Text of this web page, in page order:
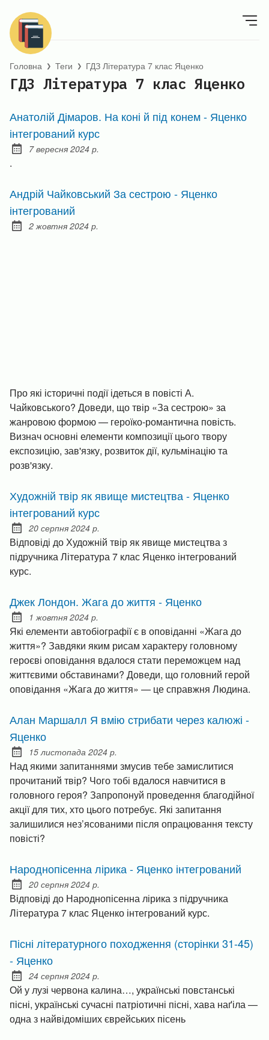
Головна ❯ Теги ❯ ГДЗ Література 7 клас Яценко
ГДЗ Література 7 клас Яценко
Анатолій Дімаров. На коні й під конем - Яценко
інтегрований курс
Posted on:
7 вересня 2024 р.
.
Андрій Чайковський За сестрою - Яценко
інтегрований
Posted on:
2 жовтня 2024 р.
Про які історичні події ідеться в повісті А.
Чайковського? Доведи, що твір «За сестрою» за
жанровою формою — героїко-романтична повість.
Визнач основні елементи композиції цього твору
експозицію, зав'язку, розвиток дії, кульмінацію та
розв'язку.
Художній твір як явище мистецтва - Яценко
інтегрований курс
Posted on:
20 серпня 2024 р.
Відповіді до Художній твір як явище мистецтва з
підручника Література 7 клас Яценко інтегрований
курс.
Джек Лондон. Жага до життя - Яценко
Posted on:
1 жовтня 2024 р.
Які елементи автобіографії є в оповіданні «Жага до
життя»? Завдяки яким рисам характеру головному
героєві оповідання вдалося стати переможцем над
життєвими обставинами? Доведи, що головний герой
оповідання «Жага до життя» — це справжня Людина.
Алан Маршалл Я вмію стрибати через калюжі -
Яценко
Posted on:
15 листопада 2024 р.
Над якими запитаннями змусив тебе замислитися
прочитаний твір? Чого тобі вдалося навчитися в
головного героя? Запропонуй проведення благодійної
акції для тих, хто цього потребує. Які запитання
залишилися нез’ясованими після опрацювання тексту
повісті?
Народнопісенна лірика - Яценко інтегрований
Posted on:
20 серпня 2024 р.
Відповіді до Народнопісенна лірика з підручника
Література 7 клас Яценко інтегрований курс.
Пісні літературного походження (сторінки 31-45)
- Яценко
Posted on:
24 серпня 2024 р.
Ой у лузі червона калина…, українські повстанські
пісні, українські сучасні патріотичні пісні, хава наґіла —
одна з найвідоміших єврейських пісень